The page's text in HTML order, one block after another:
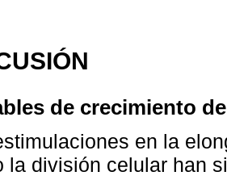
de crecimiento
en la
la división celular han